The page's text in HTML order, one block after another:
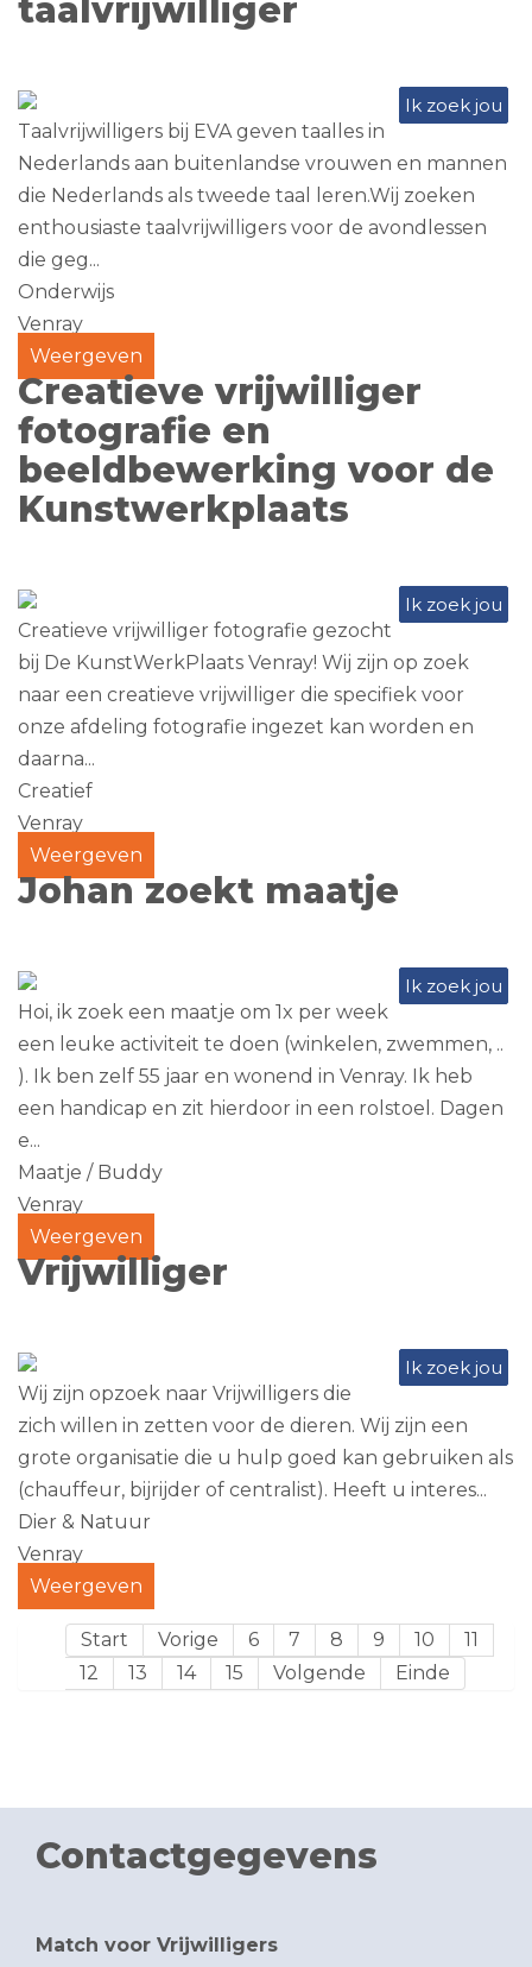
taalvrijwilliger
Ik zoek jou
Taalvrijwilligers bij EVA geven taalles in
Nederlands aan buitenlandse vrouwen en mannen
die Nederlands als tweede taal leren.Wij zoeken
enthousiaste taalvrijwilligers voor de avondlessen
die geg...
Onderwijs
Venray
Weergeven
Creatieve vrijwilliger
fotografie en
beeldbewerking voor de
Kunstwerkplaats
Ik zoek jou
Creatieve vrijwilliger fotografie gezocht
bij De KunstWerkPlaats Venray! Wij zijn op zoek
naar een creatieve vrijwilliger die specifiek voor
onze afdeling fotografie ingezet kan worden en
daarna...
Creatief
Venray
Weergeven
Johan zoekt maatje
Ik zoek jou
Hoi, ik zoek een maatje om 1x per week
een leuke activiteit te doen (winkelen, zwemmen, ..
). Ik ben zelf 55 jaar en wonend in Venray. Ik heb
een handicap en zit hierdoor in een rolstoel. Dagen
e...
Maatje / Buddy
Venray
Weergeven
Vrijwilliger
Ik zoek jou
Wij zijn opzoek naar Vrijwilligers die
zich willen in zetten voor de dieren. Wij zijn een
grote organisatie die u hulp goed kan gebruiken als
(chauffeur, bijrijder of centralist). Heeft u interes...
Dier & Natuur
Venray
Weergeven
Start Vorige 6 7 8 9 10
11
12
13 14 15 Volgende Einde
Contactgegevens
Match voor Vrijwilligers